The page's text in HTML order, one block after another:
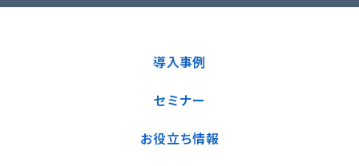
導入事例
セミナー
お役立ち情報